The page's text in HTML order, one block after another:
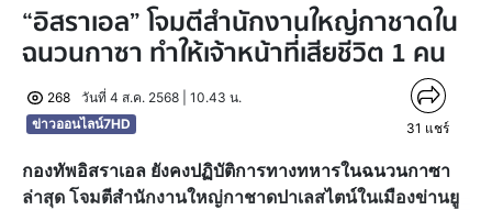
“อิสราเอล” โจมตีสำนักงานใหญ่กาชาดใน
ฉนวนกาซา ทำให้เจ้าหน้าที่เสียชีวิต 1 คน
268
วันที่ 4 ส.ค. 2568 | 10.43 น.
ข่าวออนไลน์7HD
31 แชร์
กองทัพอิสราเอล ยังคงปฏิบัติการทางทหารในฉนวนกาซา
ล่าสุด โจมตีสำนักงานใหญ่กาชาดปาเลสไตน์ในเมืองข่านยู